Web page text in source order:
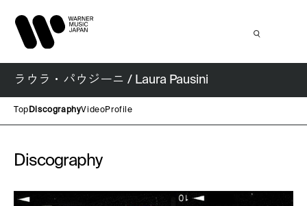
ラウラ・パウジーニ / Laura Pausini
Top DiscographyVideoProfile
Discography